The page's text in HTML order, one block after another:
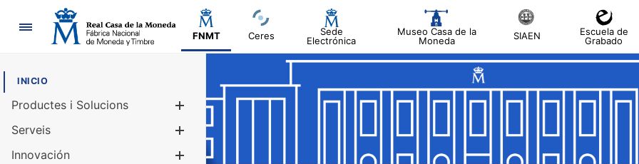
Navegació
FNMT Ceres
Sede
Electrónica
Museo Casa de la
Moneda
SIAEN
Escuela de
Grabado
INICIO
Productes i Solucions
Mostra/Amaga
Serveis
Innovación